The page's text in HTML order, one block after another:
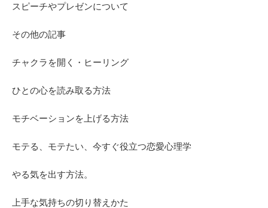
スピーチやプレゼンについて
その他の記事
チャクラを開く・ヒーリング
ひとの心を読み取る方法
モチベーションを上げる方法
モテる、モテたい、今すぐ役立つ恋愛心理学
やる気を出す方法。
上手な気持ちの切り替えかた